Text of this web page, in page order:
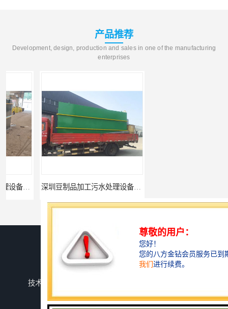
产品推荐
Development, design, production and sales in one of the manufacturing
enterprises
深圳豆制品加工污水处理设备厂家
您是第 位访客
版权所有 ©2026-08-07 鲁ICP备2024134526号-1
潍坊上善若水环保科技有限公司 保留所有权利.
技术支持：